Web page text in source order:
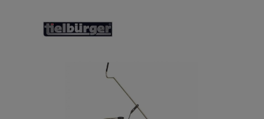
Bildergalerie überspringen